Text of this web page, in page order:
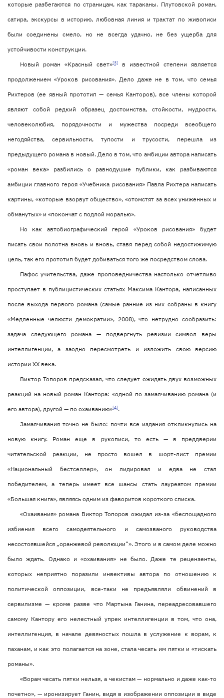
которые разбегаются по страницам, как тараканы. Плутовской роман,
сатира, экскурсы в историю, любовная линия и трактат по живописи
были соединены смело, но не всегда удачно, не без ущерба для
устойчивости конструкции.
Новый роман «Красный свет»[3]
в известной степени является
продолжением «Уроков рисования». Дело даже не в том, что семья
Рихтеров (ее явный прототип — семья Канторов), все члены которой
являют собой редкий образец достоинства, стойкости, мудрости,
человеколюбия, порядочности и мужества посреди всеобщего
негодяйства, сервильности, тупости и трусости, перешла из
предыдущего романа в новый. Дело в том, что амбиции автора написать
«роман века» разбились о равнодушие публики, как разбиваются
амбиции главного героя «Учебника рисования» Павла Рихтера написать
картины, «которые взорвут общество», «отомстят за всех униженных и
обманутых» и «покончат с подлой моралью».
Но как автобиографический герой «Уроков рисования» будет
писать свои полотна вновь и вновь, ставя перед собой недостижимую
цель, так его прототип будет добиваться того же посредством слова.
Пафос учительства, даже проповедничества настолько отчетливо
проступает в публицистических статьях Максима Кантора, написанных
после выхода первого романа (самые ранние из них собраны в книгу
«Медленные челюсти демократии», 2008), что нетрудно сообразить:
задача следующего романа — подвергнуть ревизии символ веры
интеллигенции, а заодно пересмотреть и изложить свою версию
истории ХХ века.
Виктор Топоров предсказал, что следует ожидать двух возможных
реакций на новый роман Кантора: «одной по замалчиванию романа (и
его автора), другой — по охаиванию»[4].
Замалчивания точно не было: почти все издания откликнулись на
новую книгу. Роман еще в рукописи, то есть — в преддверии
читательской реакции, не просто вошел в шорт-лист премии
«Национальный бестселлер», он лидировал и едва не стал
победителем, а теперь имеет все шансы стать лауреатом премии
«Большая книга», являясь одним из фаворитов короткого списка.
«Охаивания» романа Виктор Топоров ожидал из-за «беспощадного
избиения всего самодеятельного и самозваного руководства
несостоявшейся „оранжевой революции”». Этого и в самом деле можно
было ждать. Однако и «охаивания» не было. Даже те рецензенты,
которых неприятно поразили инвективы автора по отношению к
политической оппозиции, все-таки не предъявляли обвинений в
сервилизме — кроме разве что Мартына Ганина, переадресовавшего
самому Кантору его нелестный упрек интеллигенции в том, что она,
интеллигенция, в начале девяностых пошла в услужение к ворам, к
паханам, и как это полагается на зоне, стала чесать им пятки и «тискать
романы».
«Ворам чесать пятки нельзя, а чекистам — нормально и даже как-то
почетно», — иронизирует Ганин, видя в изображении оппозиции в виде